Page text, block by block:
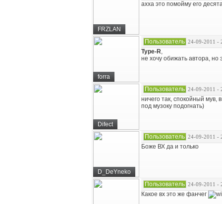
FRZLAN
ахха это помойму его
forra
Пользователь 24-09-2011 -
Type-R,
не хочу обижать автора,
Difect
Пользователь 24-09-2011 -
ничего так, спокойный
под музоку подогнать)
D_DeYneko
Пользователь 24-09-2011 -
Боже ВХ да и только
Пользователь 24-09-2011 -
Какое вх это же фанчег